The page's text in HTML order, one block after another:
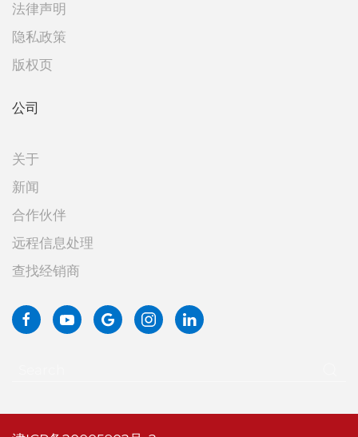
法律声明
隐私政策
版权页
公司
关于
新闻
合作伙伴
远程信息处理
查找经销商